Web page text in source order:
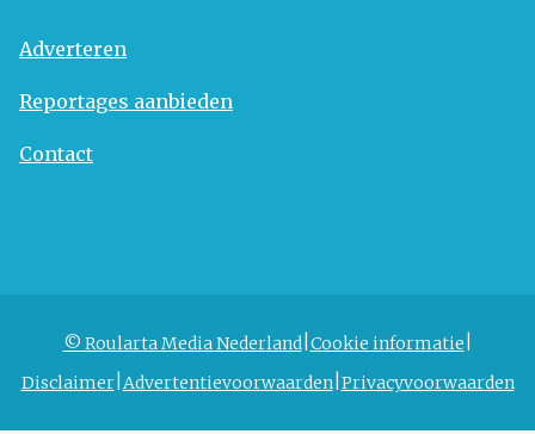
Adverteren
Reportages aanbieden
Contact
© Roularta Media Nederland Cookie informatie
Disclaimer Advertentievoorwaarden Privacyvoorwaarden